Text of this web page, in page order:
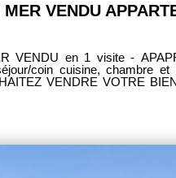
m²
cuisine, chambre et salle d'eau/